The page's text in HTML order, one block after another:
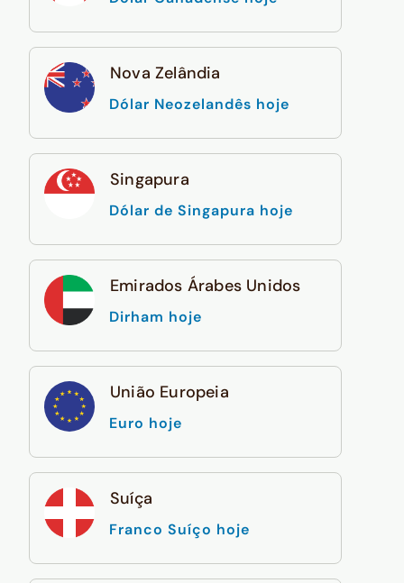
Nova Zelândia
Dólar Neozelandês hoje
Singapura
Dólar de Singapura hoje
Emirados Árabes Unidos
Dirham hoje
União Europeia
Euro hoje
Suíça
Franco Suíço hoje